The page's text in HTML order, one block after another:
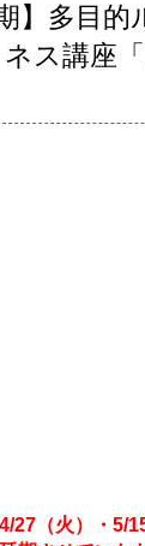
】多目的
ス講座
27（火）・5/